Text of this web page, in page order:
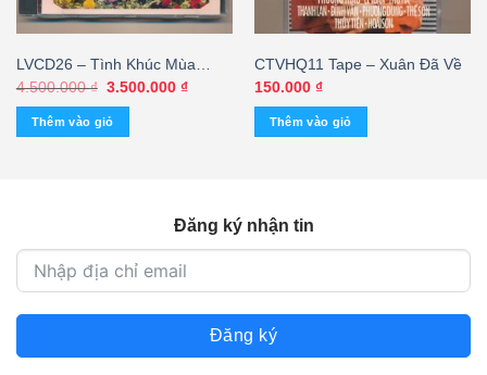
LVCD26 – Tình Khúc Mùa
Xuân (JVC, Trầy nhẹ) KGTUS
4.500.000₫ Giá
là:
4.500.000 ₫.
3.500.000 ₫Giá
Thêm vào giỏ
CTVHQ11 Tape – Xuân Đã Về
150.000 ₫
Thêm vào giỏ
Đăng ký nhận tin
Đăng ký